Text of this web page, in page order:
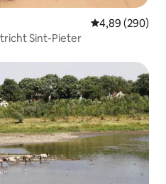
4,89 de uma
4,89 (290)
Sint-Pieter